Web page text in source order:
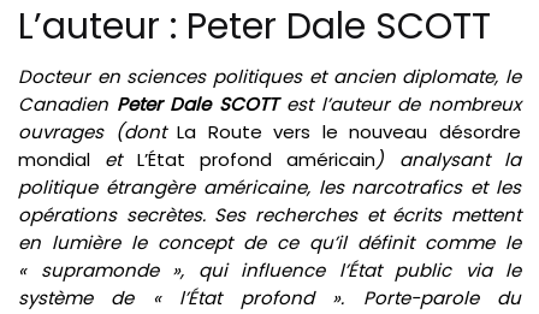
L’auteur : Peter Dale SCOTT
Docteur en sciences politiques et ancien diplomate, le
Canadien Peter Dale SCOTTest l’auteur de nombreux
ouvrages (dontLa Route vers le nouveau désordre
mondial et L’État profond américain) analysant la
politique étrangère américaine, les narcotrafics et les
opérations secrètes. Ses recherches et écrits mettent
en lumière le concept de ce qu’il définit comme le
« supramonde », qui influence l’État public via le
système de « l’État profond ». Porte-parole du